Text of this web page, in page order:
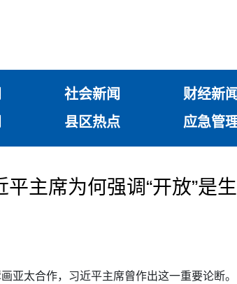
社会新闻 财经新闻
县区热点 应急管
主席为何强调“开放”是生
亚太合作，习近平主席曾作出这一重要论断。